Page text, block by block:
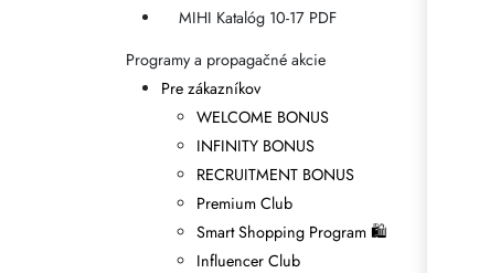
MIHI Katalóg 10-17 PDF
Programy a propagačné akcie
Pre zákazníkov
WELCOME BONUS
INFINITY BONUS
RECRUITMENT BONUS
Premium Club
Smart Shopping Program 🛍
Influencer Club